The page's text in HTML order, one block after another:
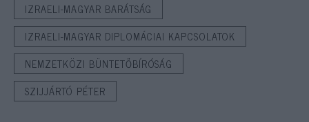
IZRAELI-MAGYAR BARÁTSÁG
IZRAELI-MAGYAR DIPLOMÁCIAI KAPCSOLATOK
NEMZETKÖZI BÜNTETŐBÍRÓSÁG
SZIJJÁRTÓ PÉTER